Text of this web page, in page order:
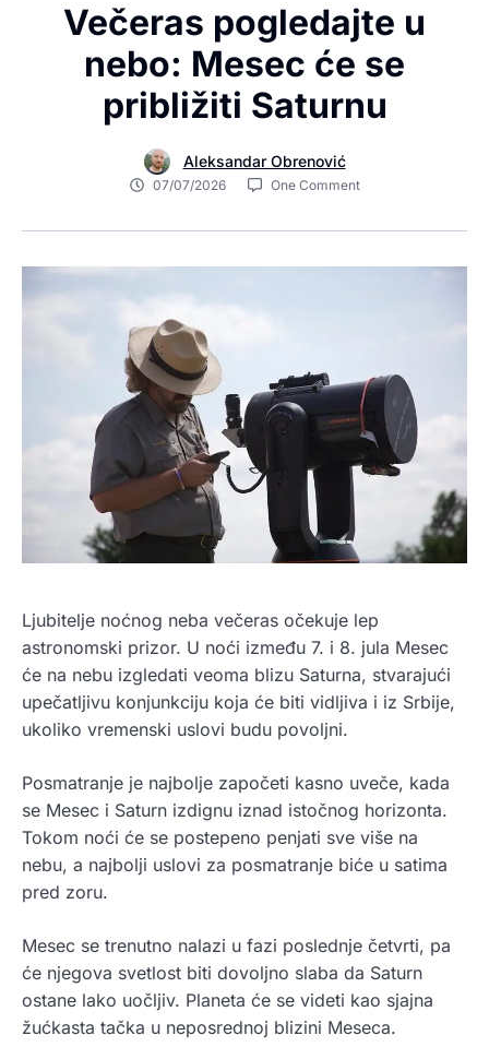
Večeras pogledajte u
nebo: Mesec će se
približiti Saturnu
Aleksandar Obrenović
07/07/2026 One Comment
Ljubitelje noćnog neba večeras očekuje lep
astronomski prizor. U noći između 7. i 8. jula Mesec
će na nebu izgledati veoma blizu Saturna, stvarajući
upečatljivu konjunkciju koja će biti vidljiva i iz Srbije,
ukoliko vremenski uslovi budu povoljni.
Posmatranje je najbolje započeti kasno uveče, kada
se Mesec i Saturn izdignu iznad istočnog horizonta.
Tokom noći će se postepeno penjati sve više na
nebu, a najbolji uslovi za posmatranje biće u satima
pred zoru.
Mesec se trenutno nalazi u fazi poslednje četvrti, pa
će njegova svetlost biti dovoljno slaba da Saturn
ostane lako uočljiv. Planeta će se videti kao sjajna
žućkasta tačka u neposrednoj blizini Meseca.